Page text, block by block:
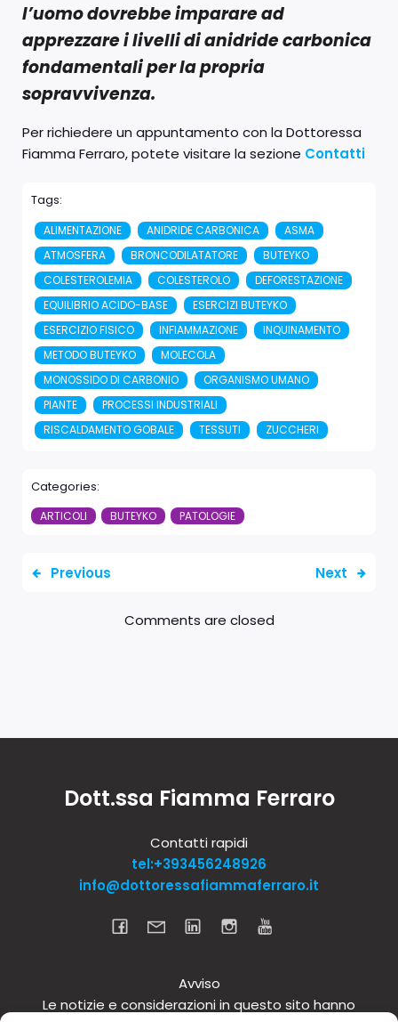
l’uomo dovrebbe imparare ad
apprezzare i livelli di anidride carbonica
fondamentali per la propria
sopravvivenza.
Per richiedere un appuntamento con la Dottoressa
Fiamma Ferraro, potete visitare la sezione Contatti
Tags:
ALIMENTAZIONE ANIDRIDE CARBONICA
ASMA
ATMOSFERA
BRONCODILATATORE
BUTEYKO
COLESTEROLEMIA
COLESTEROLO
DEFORESTAZIONE
EQUILIBRIO ACIDO-BASE
ESERCIZI BUTEYKO
ESERCIZIO FISICO
INFIAMMAZIONE
INQUINAMENTO
METODO BUTEYKO
MOLECOLA
MONOSSIDO DI CARBONIO
ORGANISMO UMANO
PIANTE
PROCESSI INDUSTRIALI
RISCALDAMENTO GOBALE
TESSUTI ZUCCHERI
Categories:
ARTICOLI BUTEYKO PATOLOGIE
Previous Next
Comments are closed
Dott.ssa Fiamma Ferraro
Contatti rapidi
tel:+393456248926
info@dottoressafiammaferraro.it
Avviso
Le notizie e considerazioni in questo sito hanno